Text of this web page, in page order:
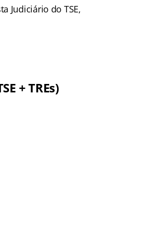
Judiciário do TSE,
+ TREs)